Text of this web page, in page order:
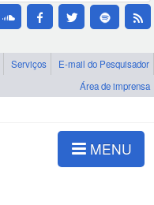
Serviços
E-mail do Pesquisador
Área de imprensa
MENU